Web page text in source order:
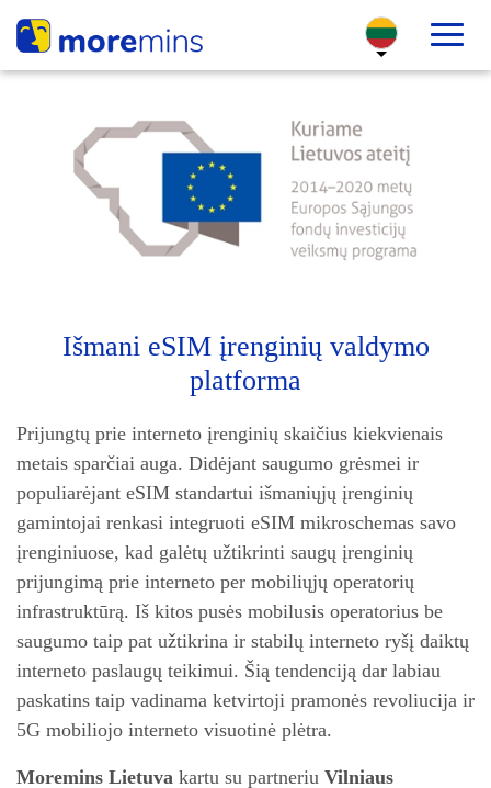
Išmani eSIM įrenginių valdymo
platforma
Prijungtų prie interneto įrenginių skaičius kiekvienais
metais sparčiai auga. Didėjant saugumo grėsmei ir
populiarėjant eSIM standartui išmaniųjų įrenginių
gamintojai renkasi integruoti eSIM mikroschemas savo
įrenginiuose, kad galėtų užtikrinti saugų įrenginių
prijungimą prie interneto per mobiliųjų operatorių
infrastruktūrą. Iš kitos pusės mobilusis operatorius be
saugumo taip pat užtikrina ir stabilų interneto ryšį daiktų
interneto paslaugų teikimui. Šią tendenciją dar labiau
paskatins taip vadinama ketvirtoji pramonės revoliucija ir
5G mobiliojo interneto visuotinė plėtra.
Moremins Lietuva kartu su partneriu Vilniaus